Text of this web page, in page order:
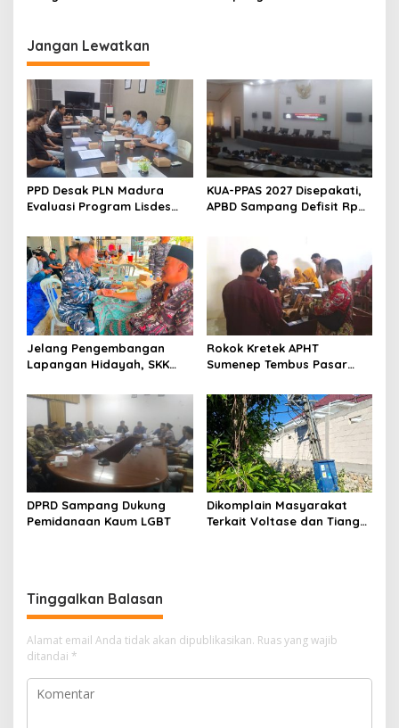
Jangan Lewatkan
PPD Desak PLN Madura
Evaluasi Program Lisdes
KUA-PPAS 2027 Disepakati,
APBD Sampang Defisit Rp
Jelang Pengembangan
Lapangan Hidayah, SKK
Perkuat Sinergi dengan
Nelayan Sampang
Rokok Kretek APHT
Sumenep Tembus Pasar
DPRD Sampang Dukung
Pemidanaan Kaum LGBT
Dikomplain Masyarakat
Terkait Voltase dan Tiang
Tinggalkan Balasan
Alamat email Anda tidak akan dipublikasikan. Ruas yang wajib
ditandai *